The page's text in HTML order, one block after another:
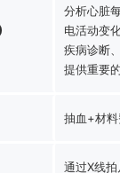
分析心脏
电活动变
疾病诊断
提供重要
抽血+材料
通过X线拍